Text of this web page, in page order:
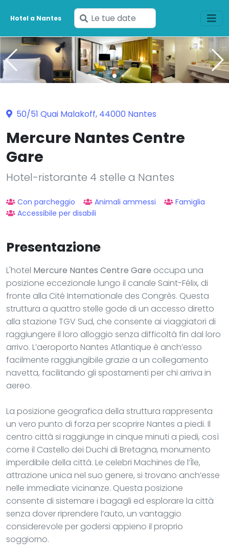
Hotel a Nantes
Inserisci
le
tue
date
50/51 Quai Malakoff, 44000 Nantes
Mercure Nantes Centre
Gare
Hotel-ristorante 4 stelle a Nantes
Con parcheggio Animali ammessi
Famiglia
Accessibile per disabili
Presentazione
L'hotel Mercure Nantes Centre Gare occupa una
posizione eccezionale lungo il canale Saint-Félix, di
fronte alla Cité Internationale des Congrès. Questa
struttura a quattro stelle gode di un accesso diretto
alla stazione TGV Sud, che consente ai viaggiatori di
raggiungere il loro alloggio senza difficoltà fin dal loro
arrivo. L’aeroporto Nantes Atlantique è anch’esso
facilmente raggiungibile grazie a un collegamento
navetta, facilitando gli spostamenti per chi arriva in
aereo.
La posizione geografica della struttura rappresenta
un vero punto di forza per scoprire Nantes a piedi. Il
centro città si raggiunge in cinque minuti a piedi, così
come il Castello dei Duchi di Bretagna, monumento
imperdibile della città. Le celebri Machines de l’Île,
attrazione unica nel suo genere, si trovano anch’esse
nelle immediate vicinanze. Questa posizione
consente di sistemare i bagagli ed esplorare la città
senza dover riprendere l’auto, un vantaggio
considerevole per godersi appieno il proprio
soggiorno.